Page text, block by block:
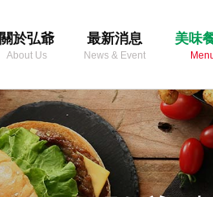
關於弘爺
About Us
最新消息
News & Event
美味